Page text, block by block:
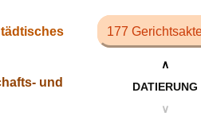
und
177
∧
DATIERUNG
∨